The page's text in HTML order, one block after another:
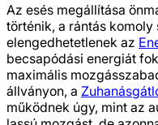
Az esés megállítása
történik, a rántás
elengedhetetlenek az
becsapódási energiát
maximális
állványon, a
működnek úgy, mint az